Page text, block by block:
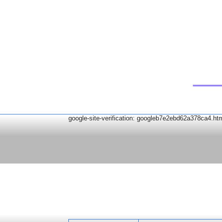
google-site-verification: